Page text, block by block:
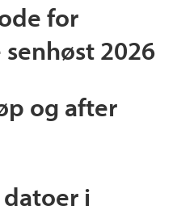
for
2026
og after
i